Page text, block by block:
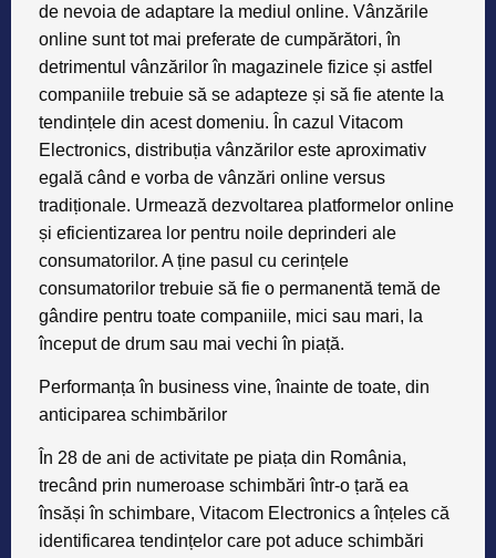
de nevoia de adaptare la mediul online. Vânzările
online sunt tot mai preferate de cumpărători, în
detrimentul vânzărilor în magazinele fizice și astfel
companiile trebuie să se adapteze și să fie atente la
tendințele din acest domeniu. În cazul Vitacom
Electronics, distribuția vânzărilor este aproximativ
egală când e vorba de vânzări online versus
tradiționale. Urmează dezvoltarea platformelor online
și eficientizarea lor pentru noile deprinderi ale
consumatorilor. A ține pasul cu cerințele
consumatorilor trebuie să fie o permanentă temă de
gândire pentru toate companiile, mici sau mari, la
început de drum sau mai vechi în piață.
Performanța în business vine, înainte de toate, din
anticiparea schimbărilor
În 28 de ani de activitate pe piața din România,
trecând prin numeroase schimbări într-o țară ea
însăși în schimbare, Vitacom Electronics a înțeles că
identificarea tendințelor care pot aduce schimbări